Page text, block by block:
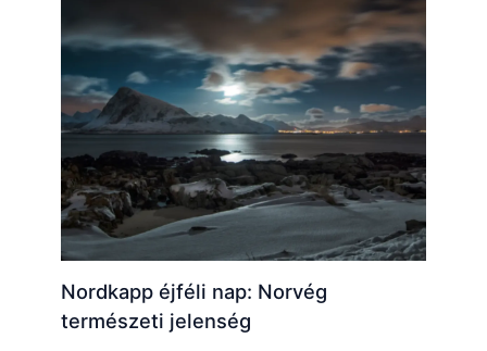
Nordkapp éjféli nap: Norvég
természeti jelenség